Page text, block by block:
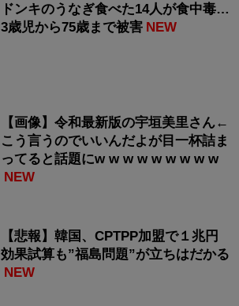
ドンキのうなぎ食べた14人が食中毒…
3歳児から75歳まで被害 NEW
【画像】令和最新版の宇垣美里さん←
こう言うのでいいんだよが目一杯詰ま
ってると話題にw w w w w w w w w
NEW
【悲報】韓国、CPTPP加盟で１兆円
効果試算も”福島問題”が立ちはだかる
NEW